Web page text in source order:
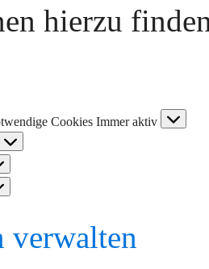
hierzu
Cookies Immer aktiv
verwalten